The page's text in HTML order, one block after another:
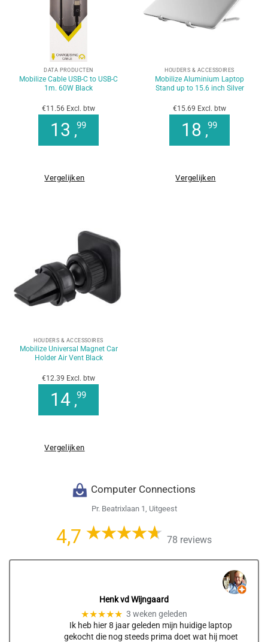
DATA PRODUCTEN
Mobilize Cable USB-C to USB-C
1m. 60W Black
€11.56 Excl. btw
13 ,99
Vergelijken
HOUDERS & ACCESSOIRES
Mobilize Aluminium Laptop
Stand up to 15.6 inch Silver
€15.69 Excl. btw
18 ,99
Vergelijken
HOUDERS & ACCESSOIRES
Mobilize Universal Magnet Car
Holder Air Vent Black
€12.39 Excl. btw
14 ,99
Vergelijken
Computer Connections
Pr. Beatrixlaan 1, Uitgeest
4,7 78 reviews
Henk vd Wijngaard
★★★★★ 3 weken geleden
Ik heb hier 8 jaar geleden mijn huidige laptop
gekocht die nog steeds prima doet wat hij moet